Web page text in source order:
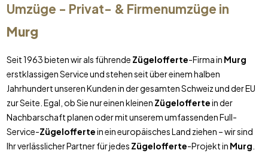
Umzüge - Privat- & Firmenumzüge in
Murg
Seit 1963 bieten wir als führende Zügelofferte-Firma in Murg
erstklassigen Service und stehen seit über einem halben
Jahrhundert unseren Kunden in der gesamten Schweiz und der EU
zur Seite. Egal, ob Sie nur einen kleinen Zügeloffertein der
Nachbarschaft planen oder mit unserem umfassenden Full-
Service-Zügeloffertein ein europäisches Land ziehen – wir sind
Ihr verlässlicher Partner für jedes Zügelofferte-Projekt in Murg